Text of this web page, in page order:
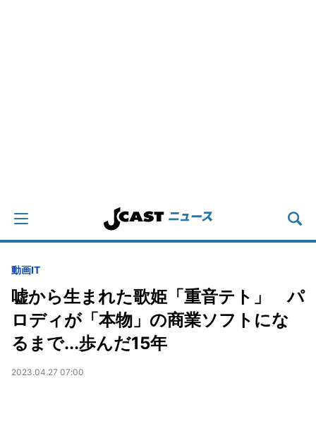
動画IT
嘘から生まれた歌姫「重音テト」 パ
ロディが「本物」の商業ソフトにな
るまで...歩んだ15年
2023.04.27 07:00